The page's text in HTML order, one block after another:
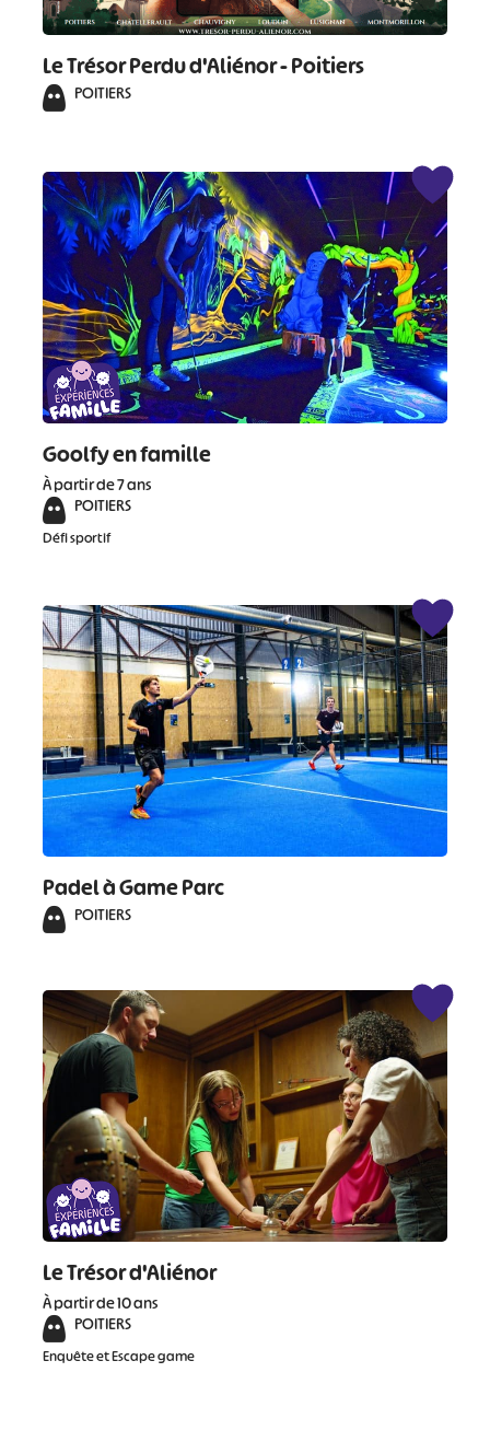
Le Trésor Perdu d'Aliénor - Poitiers
POITIERS
Goolfy en famille
À partir de 7 ans
POITIERS
Défi sportif
Padel à Game Parc
POITIERS
Le Trésor d'Aliénor
À partir de 10 ans
POITIERS
Enquête et Escape game
# # #
#
#
#
#